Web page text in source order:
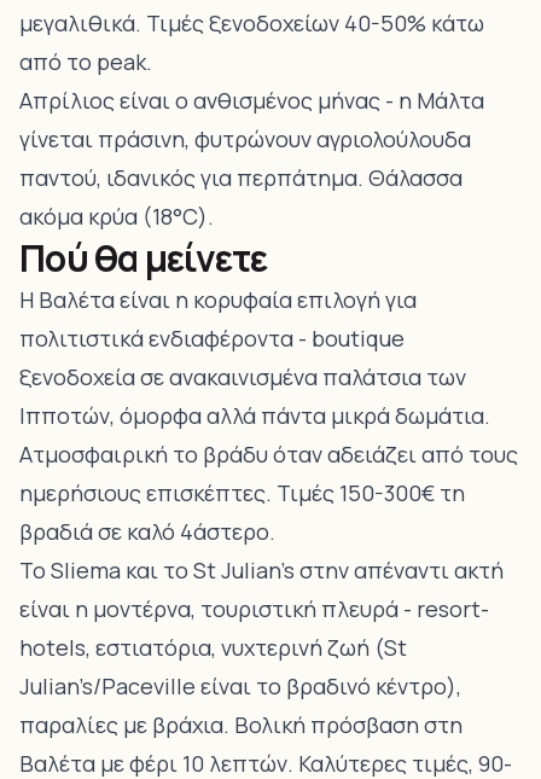
μεγαλιθικά. Τιμές ξενοδοχείων 40-50% κάτω
από το peak.
Απρίλιος είναι ο ανθισμένος μήνας - η Μάλτα
γίνεται πράσινη, φυτρώνουν αγριολούλουδα
παντού, ιδανικός για περπάτημα. Θάλασσα
ακόμα κρύα (18°C).
Πού θα μείνετε
Η Βαλέτα είναι η κορυφαία επιλογή για
πολιτιστικά ενδιαφέροντα - boutique
ξενοδοχεία σε ανακαινισμένα παλάτσια των
Ιπποτών, όμορφα αλλά πάντα μικρά δωμάτια.
Ατμοσφαιρική το βράδυ όταν αδειάζει από τους
ημερήσιους επισκέπτες. Τιμές 150-300€ τη
βραδιά σε καλό 4άστερο.
Το Sliema και το St Julian’s στην απέναντι ακτή
είναι η μοντέρνα, τουριστική πλευρά - resort-
hotels, εστιατόρια, νυχτερινή ζωή (St
Julian’s/Paceville είναι το βραδινό κέντρο),
παραλίες με βράχια. Βολική πρόσβαση στη
Βαλέτα με φέρι 10 λεπτών. Καλύτερες τιμές, 90-